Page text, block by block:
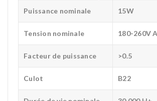
Puissance nominale 15W
Tension nominale 180-260V
Facteur de puissance >0.5
Culot B22